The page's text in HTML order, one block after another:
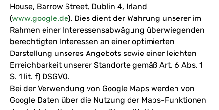
House, Barrow Street, Dublin 4, Irland
(www.google.de). Dies dient der Wahrung unserer im
Rahmen einer Interessensabwägung überwiegenden
berechtigten Interessen an einer optimierten
Darstellung unseres Angebots sowie einer leichten
Erreichbarkeit unserer Standorte gemäß Art. 6 Abs. 1
S. 1 lit. f) DSGVO.
Bei der Verwendung von Google Maps werden von
Google Daten über die Nutzung der Maps-Funktionen